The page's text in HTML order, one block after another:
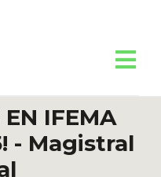
EN IFEMA
- Magistral